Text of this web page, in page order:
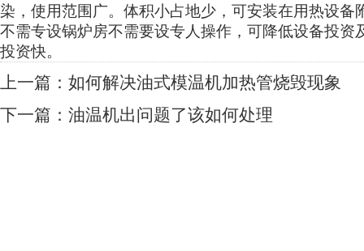
染，使用范围广。体积小占地少，可安装在用热设备
不需专设锅炉房不需要设专人操作，可降低设备投资
投资快。
上一篇： 如何解决油式模温机加热管烧毁现象
下一篇： 油温机出问题了该如何处理